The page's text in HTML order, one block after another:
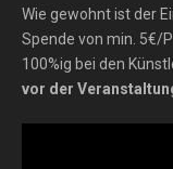
Wie gewohnt ist der
Spende von min. 5€/
100%ig bei den
vor der